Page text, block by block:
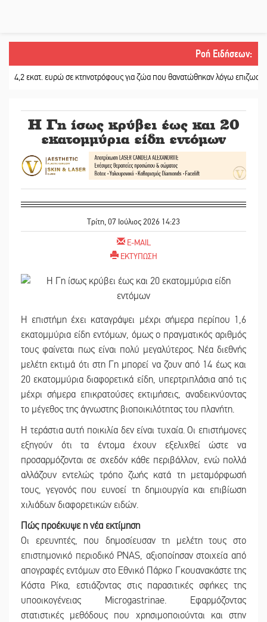
Ροή Ειδήσεων:
ευρώ σε κτηνοτρόφους για ζώα που θανατώθηκαν λόγω επιζωοτιών ||
Η Γη ίσως κρύβει έως και 20
εκατομμύρια είδη εντόμων
Τρίτη, 07 Ιούλιος 2026 14:23
E-MAIL
ΕΚΤΥΠΩΣΗ
Η επιστήμη έχει καταγράψει μέχρι σήμερα περίπου 1,6
εκατομμύρια είδη εντόμων, όμως ο πραγματικός αριθμός
τους φαίνεται πως είναι πολύ μεγαλύτερος. Νέα διεθνής
μελέτη εκτιμά ότι στη Γη μπορεί να ζουν από 14 έως και
20 εκατομμύρια διαφορετικά είδη, υπερτριπλάσια από τις
μέχρι σήμερα επικρατούσες εκτιμήσεις, αναδεικνύοντας
το μέγεθος της άγνωστης βιοποικιλότητας του πλανήτη.
Η τεράστια αυτή ποικιλία δεν είναι τυχαία. Οι επιστήμονες
εξηγούν ότι τα έντομα έχουν εξελιχθεί ώστε να
προσαρμόζονται σε σχεδόν κάθε περιβάλλον, ενώ πολλά
αλλάζουν εντελώς τρόπο ζωής κατά τη μεταμόρφωσή
τους, γεγονός που ευνοεί τη δημιουργία και επιβίωση
χιλιάδων διαφορετικών ειδών.
Πώς προέκυψε η νέα εκτίμηση
Οι ερευνητές, που δημοσίευσαν τη μελέτη τους στο
επιστημονικό περιοδικό PNAS, αξιοποίησαν στοιχεία από
απογραφές εντόμων στο Εθνικό Πάρκο Γκουανακάστε της
Κόστα Ρίκα, εστιάζοντας στις παρασιτικές σφήκες της
υποοικογένειας Microgastrinae. Εφαρμόζοντας
στατιστικές μεθόδους που χρησιμοποιούνται και στην